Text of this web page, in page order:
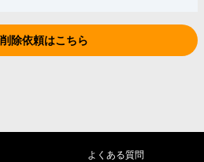
除依頼はこちら
よくある質問